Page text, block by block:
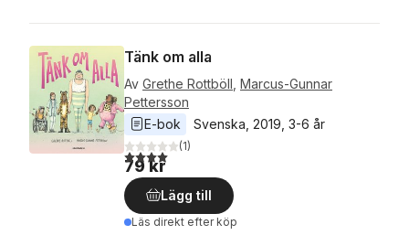
Tänk om alla
Av Grethe Rottböll Marcus-Gunnar
Pettersson
E-bok
Svenska 2019 3-6 år
4,0utav 5 stjärnor. Totalt antal röster:
(1)
79 kr
Lägg till
Läs direkt efter köp